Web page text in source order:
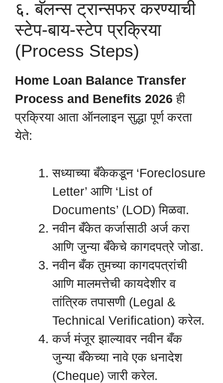
६. बॅलन्स ट्रान्सफर करण्याची
स्टेप-बाय-स्टेप प्रक्रिया
(Process Steps)
Home Loan Balance Transfer
Process and Benefits 2026 ही
प्रक्रिया आता ऑनलाइन सुद्धा पूर्ण करता
येते:
सध्याच्या बँकेकडून ‘Foreclosure
Letter’ आणि ‘List of
Documents’ (LOD) मिळवा.
नवीन बँकेत कर्जासाठी अर्ज करा
आणि जुन्या बँकेचे कागदपत्रे जोडा.
नवीन बँक तुमच्या कागदपत्रांची
आणि मालमत्तेची कायदेशीर व
तांत्रिक तपासणी (Legal &
Technical Verification) करेल.
कर्ज मंजूर झाल्यावर नवीन बँक
जुन्या बँकेच्या नावे एक धनादेश
(Cheque) जारी करेल.